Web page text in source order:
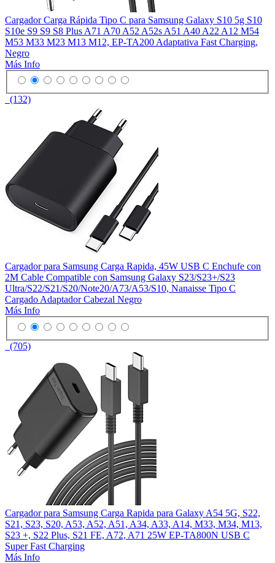
Cargador Carga Rápida Tipo C para Samsung Galaxy S10 5g S10
S10e S9 S9 S8 Plus A71 A70 A52 A52s A51 A40 A22 A12 M54
M53 M33 M23 M13 M12, EP-TA200 Adaptativa Fast Charging,
Negro
Más Info
(132)
Cargador para Samsung Carga Rapida, 45W USB C Enchufe con
2M Cable Compatible con Samsung Galaxy S23/S23+/S23
Ultra/S22/S21/S20/Note20/A73/A53/S10, Nanaisse Tipo C
Cargado Adaptador Cabezal Negro
Más Info
(705)
Cargador para Samsung Carga Rapida para Galaxy A54 5G, S22,
S21, S23, S20, A53, A52, A51, A34, A33, A14, M33, M34, M13,
S23 +, S22 Plus, S21 FE, A72, A71 25W EP-TA800N USB C
Super Fast Charging
Más Info